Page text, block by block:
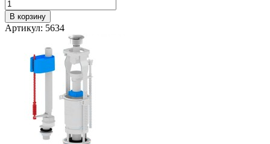
В корзину
Артикул: 5634